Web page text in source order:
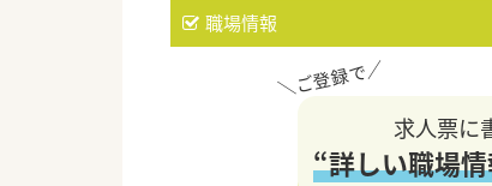
職場情報
求人票に
“詳しい職場